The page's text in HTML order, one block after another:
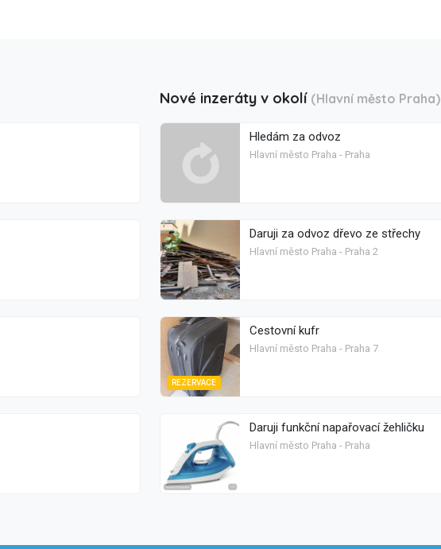
Nové inzeráty v okolí (Hlavní město Praha)
Hledám za odvoz
Hlavní město Praha - Praha
Daruji za odvoz dřevo ze střechy
Hlavní město Praha - Praha 2
REZERVACE
Cestovní kufr
Hlavní město Praha - Praha 7
Daruji funkční napařovací žehličku
Hlavní město Praha - Praha